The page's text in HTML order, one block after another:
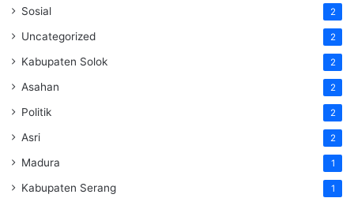
Sosial 2
Uncategorized 2
Kabupaten Solok 2
Asahan 2
Politik 2
Asri 2
Madura 1
Kabupaten Serang 1